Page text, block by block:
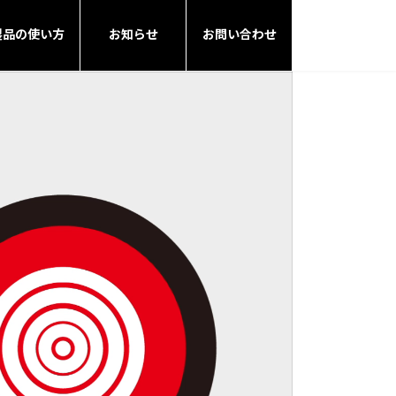
品の使い方 お知らせ お問い合わせ